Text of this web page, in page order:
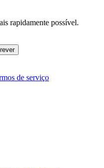
rapidamente possível.
de serviço